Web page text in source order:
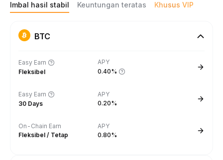
Imbal hasil stabil Keuntungan teratas Khusus VIP
BTC
Easy Earn
Fleksibel
APY
0.40%
Easy Earn
30 Days
APY
0.20%
On-Chain Earn
Fleksibel / Tetap
APY
0.80%